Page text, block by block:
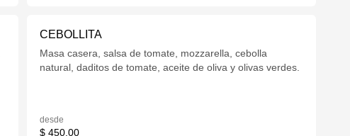
CEBOLLITA
Masa casera, salsa de tomate, mozzarella, cebolla
natural, daditos de tomate, aceite de oliva y olivas verdes.
desde
$ 450.00